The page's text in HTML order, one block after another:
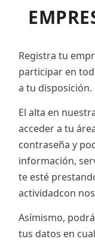
Registra tu
participar en
a tu disposición.
El alta en
acceder a tu
contraseña y
información,
te esté
actividadcon
Asímismo,
tus datos en